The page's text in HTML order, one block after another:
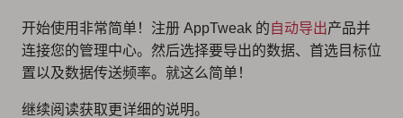
开始使用非常简单！注册 AppTweak 的自动导出产品并
连接您的管理中心。然后选择要导出的数据、首选目标位
置以及数据传送频率。就这么简单！
继续阅读获取更详细的说明。